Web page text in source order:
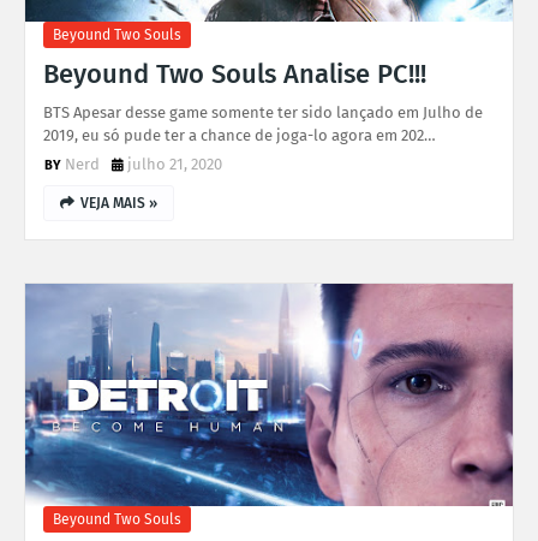
Beyound Two Souls
Beyound Two Souls Analise PC!!!
BTS Apesar desse game somente ter sido lançado em Julho de
2019, eu só pude ter a chance de joga-lo agora em 202…
Nerd
julho 21, 2020
VEJA MAIS »
Beyound Two Souls